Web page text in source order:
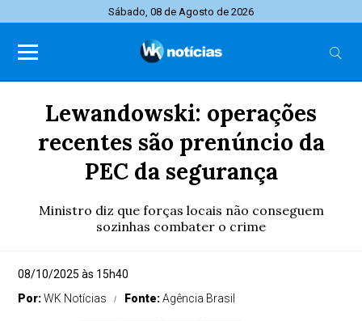
Sábado, 08 de Agosto de 2026
Lewandowski: operações
recentes são prenúncio da
PEC da segurança
Ministro diz que forças locais não conseguem
sozinhas combater o crime
08/10/2025 às 15h40
Por:WK Notícias Fonte:Agência Brasil